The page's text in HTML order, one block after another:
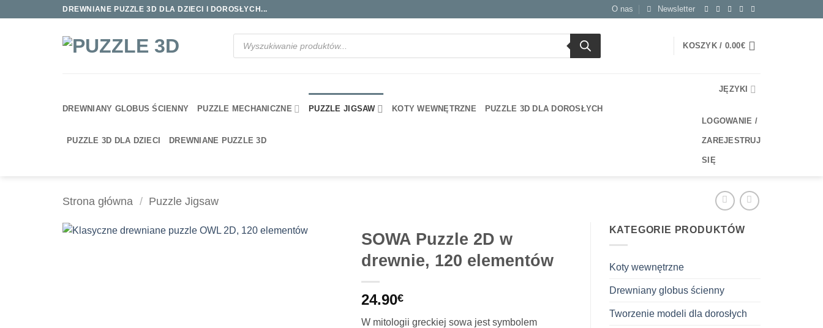
DREWNIANE PUZZLE 3D DLA DZIECI I DOROSŁYCH... O nas Newsletter
Wyszukiwarka
produktów
KOSZYK / 0.00€
DREWNIANY GLOBUS ŚCIENNY PUZZLE MECHANICZNE PUZZLE JIGSAW KOTY WEWNĘTRZNE PUZZLE 3D DLA DOROSŁYCH
PUZZLE 3D DLA DZIECI DREWNIANE PUZZLE 3D
JĘZYKI
LOGOWANIE /
ZAREJESTRUJ
SIĘ
Strona główna / Puzzle Jigsaw
SOWA Puzzle 2D w
drewnie, 120 elementów
24.90€
W mitologii greckiej sowa jest symbolem
KATEGORIE PRODUKTÓW
Koty wewnętrzne
Drewniany globus ścienny
Tworzenie modeli dla dorosłych